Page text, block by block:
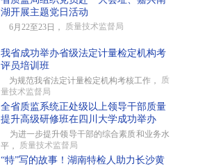
湖开展主题党日活动
6月22至23日， 质量技术监督局
我省成功举办省级法定计量检定机构考
评员培训班
为规范我省法定计量检定机构考核工作， 质
量技术监督局
全省质监系统正处级以上领导干部质量
提升高级研修班在四川大学成功举办
为进一步提升领导干部的综合素质和业务水
平， 质量技术监督局
“特”写的故事！湖南特检人助力长沙黄